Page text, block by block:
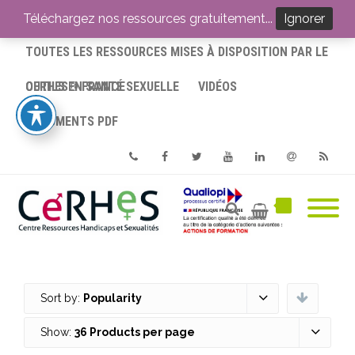
ACCUEIL
TOUTES LES RESSOURCES MISES À DISPOSITION PAR LE
CERHES® FRANCE
OUTILS EN SANTÉ SEXUELLE VIDÉOS
DOCUMENTS PDF
PhoneFacebookTwitterYoutube
Sort by: Popularity
Show: 36 Products per page
Téléchargez nos ressources gratuitement... Ignorer